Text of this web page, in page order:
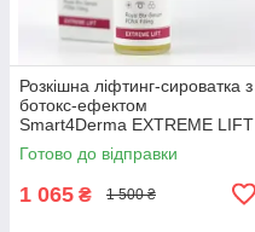
Розкішна ліфтинг-сироватка з
ботокс-ефектом
Smart4Derma EXTREME LIFT
ROYAL BTX-SERUM PDNA
FILLING
Готово до відправки
1 065 ₴ 1 500 ₴